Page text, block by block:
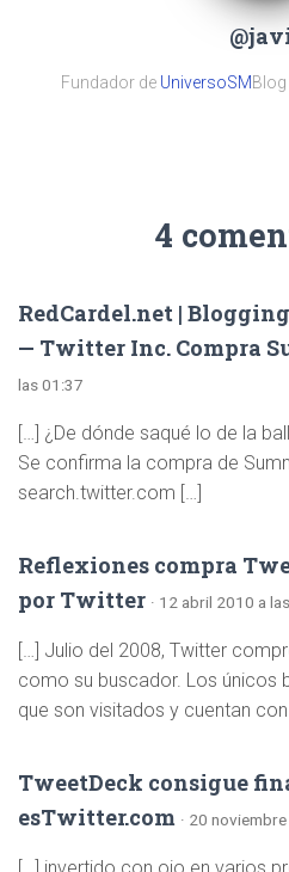
Fundador de UniversoSM
4
RedCardel.net |
— Twitter Inc. Compra
las 01:37
[…] ¿De dónde saqué lo de la
Se confirma la compra de
search.twitter.com […]
Reflexiones compra
por Twitter · 12 abril 2010 a
[…] Julio del 2008, Twitter
como su buscador. Los únicos
que son visitados y cuentan
TweetDeck consigue
esTwitter.com · 20